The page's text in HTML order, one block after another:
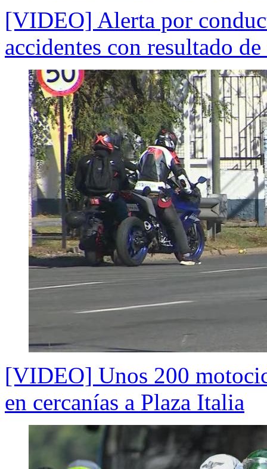
[VIDEO] Alerta por
accidentes con resultado
[VIDEO] Unos 200
en cercanías a Plaza Italia